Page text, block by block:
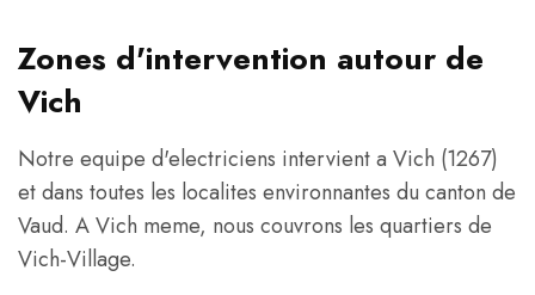
Zones d'intervention autour de
Vich
Notre equipe d'electriciens intervient a Vich (1267)
et dans toutes les localites environnantes du canton de
Vaud. A Vich meme, nous couvrons les quartiers de
Vich-Village.